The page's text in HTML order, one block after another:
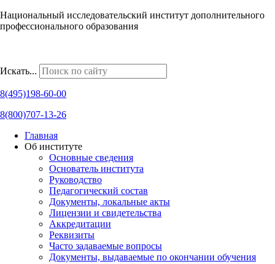
Национальный исследовательский институт дополнительного
профессионального образования
Искать...
8(495)198-60-00
8(800)707-13-26
Главная
Об институте
Основные сведения
Основатель института
Руководство
Педагогический состав
Документы, локальные акты
Лицензии и свидетельства
Аккредитации
Реквизиты
Часто задаваемые вопросы
Документы, выдаваемые по окончании обучения